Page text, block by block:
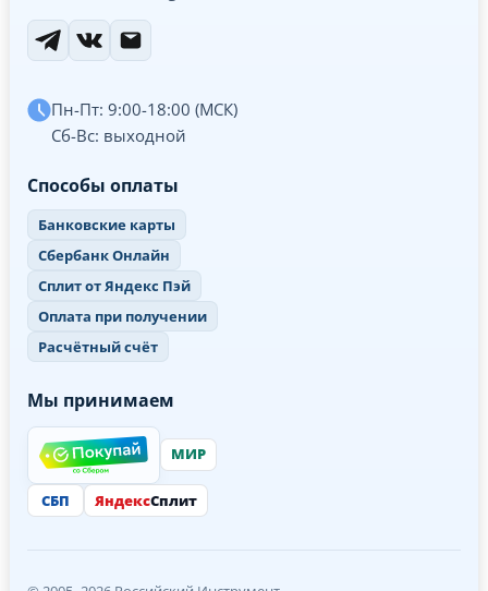
Пн-Пт: 9:00-18:00 (МСК)
Сб-Вс: выходной
Способы оплаты
Банковские карты
Сбербанк Онлайн
Сплит от Яндекс Пэй
Оплата при получении
Расчётный счёт
Мы принимаем
МИР
СБП ЯндексСплит